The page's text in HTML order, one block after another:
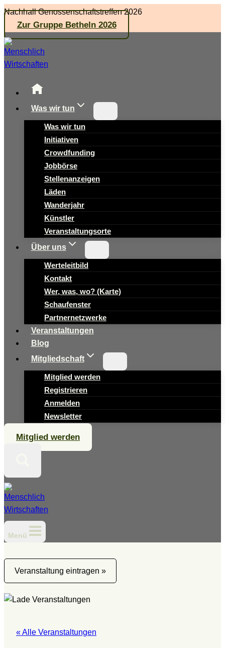
Zum
Inhalt
springen
Nachhall Genossenschaftstreffen 2026
Zur Gruppe Betheln 2026
Was wir tun
Was wir tun
Initiativen
Crowdfunding
Jobbörse
Stellenanzeigen
Läden
Wanderjahr
Künstler
Veranstaltungsorte
Über uns
Werteleitbild
Kontakt
Wer, was, wo? (Karte)
Schaufenster
Partnernetzwerke
Veranstaltungen
Blog
Mitgliedschaft
Mitglied werden
Registrieren
Anmelden
Newsletter
Mitglied werden
Menü
Veranstaltung eintragen »
« Alle Veranstaltungen